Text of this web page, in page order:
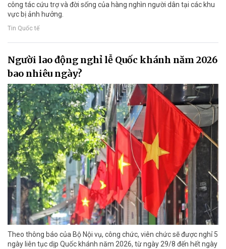
công tác cứu trợ và đời sống của hàng nghìn người dân tại các khu
vực bị ảnh hưởng.
Tin Quốc tế
Người lao động nghỉ lễ Quốc khánh năm 2026
bao nhiêu ngày?
Theo thông báo của Bộ Nội vụ, công chức, viên chức sẽ được nghỉ 5
ngày liên tục dịp Quốc khánh năm 2026, từ ngày 29/8 đến hết ngày